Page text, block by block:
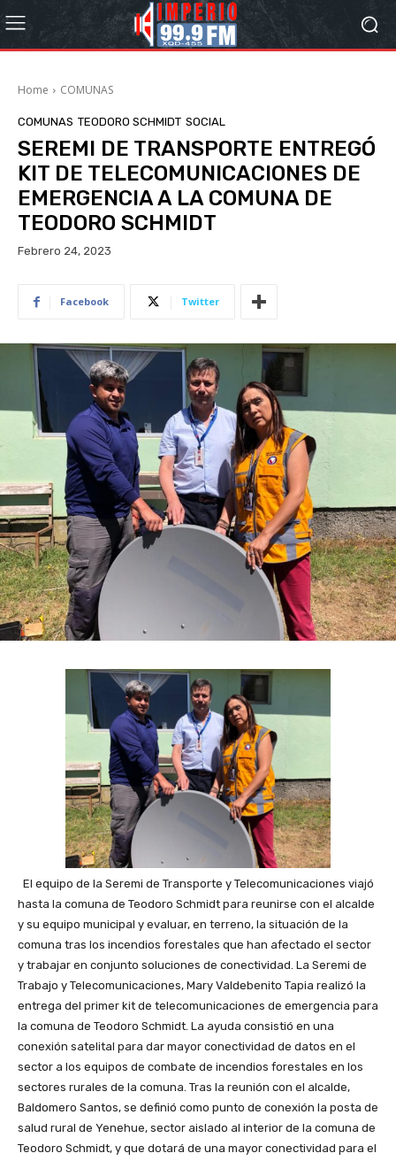
Home COMUNAS
COMUNAS TEODORO SCHMIDT SOCIAL
SEREMI DE TRANSPORTE ENTREGÓ
KIT DE TELECOMUNICACIONES DE
EMERGENCIA A LA COMUNA DE
TEODORO SCHMIDT
Febrero 24, 2023
Facebook Twitter
El equipo de la Seremi de Transporte y Telecomunicaciones viajó
hasta la comuna de Teodoro Schmidt para reunirse con el alcalde
y su equipo municipal y evaluar, en terreno, la situación de la
comuna tras los incendios forestales que han afectado el sector
y trabajar en conjunto soluciones de conectividad. La Seremi de
Trabajo y Telecomunicaciones, Mary Valdebenito Tapia realizó la
entrega del primer kit de telecomunicaciones de emergencia para
la comuna de Teodoro Schmidt. La ayuda consistió en una
conexión satelital para dar mayor conectividad de datos en el
sector a los equipos de combate de incendios forestales en los
sectores rurales de la comuna. Tras la reunión con el alcalde,
Baldomero Santos, se definió como punto de conexión la posta de
salud rural de Yenehue, sector aislado al interior de la comuna de
Teodoro Schmidt, y que dotará de una mayor conectividad para el